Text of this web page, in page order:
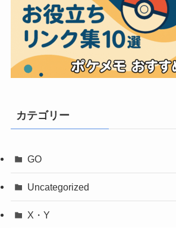
カテゴリー
GO
Uncategorized
X・Y